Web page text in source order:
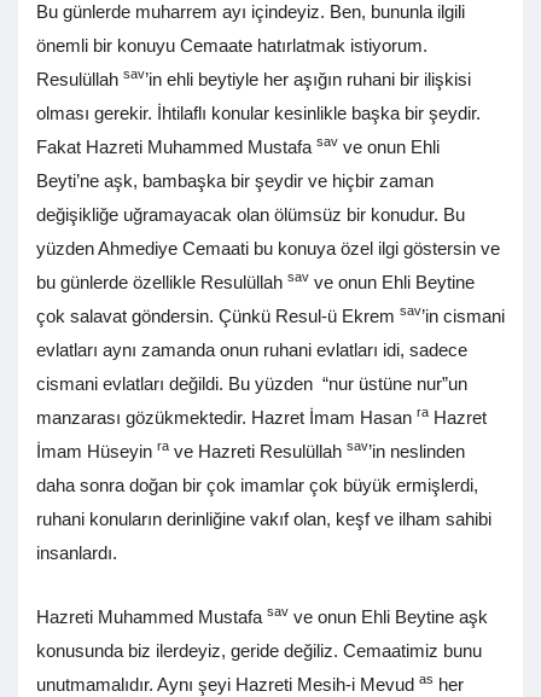
Bu günlerde muharrem ayı içindeyiz. Ben, bununla ilgili
önemli bir konuyu Cemaate hatırlatmak istiyorum.
Resulüllah sav’in ehli beytiyle her aşığın ruhani bir ilişkisi
olması gerekir. İhtilaflı konular kesinlikle başka bir şeydir.
Fakat Hazreti Muhammed Mustafa sav ve onun Ehli
Beyti’ne aşk, bambaşka bir şeydir ve hiçbir zaman
değişikliğe uğramayacak olan ölümsüz bir konudur. Bu
yüzden Ahmediye Cemaati bu konuya özel ilgi göstersin ve
bu günlerde özellikle Resulüllah sav ve onun Ehli Beytine
çok salavat göndersin. Çünkü Resul-ü Ekrem sav’in cismani
evlatları aynı zamanda onun ruhani evlatları idi, sadece
cismani evlatları değildi. Bu yüzden “nur üstüne nur”un
manzarası gözükmektedir. Hazret İmam Hasan ra Hazret
İmam Hüseyin ra ve Hazreti Resulüllah sav’in neslinden
daha sonra doğan bir çok imamlar çok büyük ermişlerdi,
ruhani konuların derinliğine vakıf olan, keşf ve ilham sahibi
insanlardı.
Hazreti Muhammed Mustafa sav ve onun Ehli Beytine aşk
konusunda biz ilerdeyiz, geride değiliz. Cemaatimiz bunu
unutmamalıdır. Aynı şeyi Hazreti Mesih-i Mevud as her